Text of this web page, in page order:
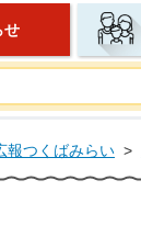
ページ
せ
報つくばみらい >